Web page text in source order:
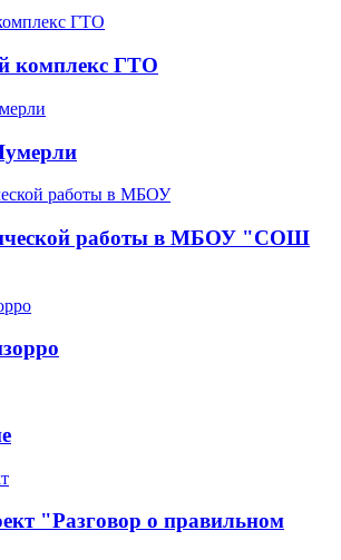
комплекс ГТО
работы в МБОУ "СОШ
"Разговор о правильном